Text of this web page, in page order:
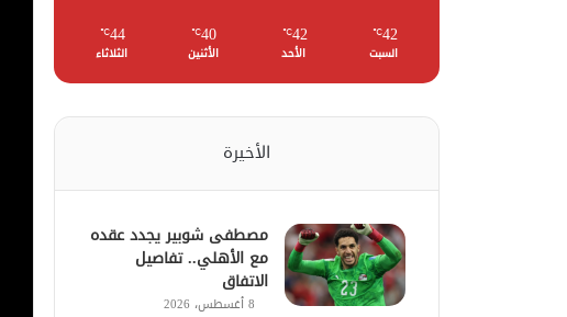
42
℃
السبت
42
℃
الأحد
40
℃
الأثنين
44
℃
الثلاثاء
الأخيرة
مصطفى شوبير يجدد عقده
مع الأهلي.. تفاصيل
الاتفاق
8 أغسطس، 2026